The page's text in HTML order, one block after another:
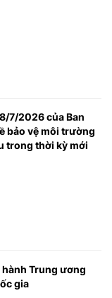
7/2026 của Ban
bảo vệ môi trường
trong thời kỳ mới
hành Trung ương
gia